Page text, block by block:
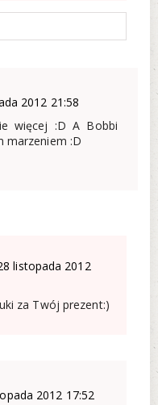
2012 21:58
więcej :D A Bobbi
marzeniem :D
listopada 2012
za Twój prezent:)
2012 17:52